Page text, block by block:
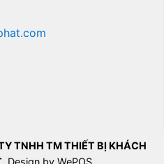
TNHH TM THIẾT BỊ KHÁCH
. Design by WePOS